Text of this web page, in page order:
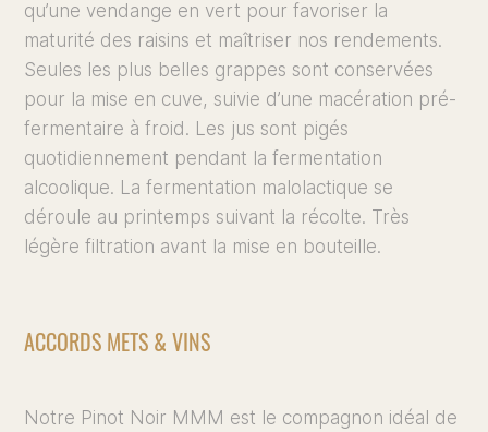
qu’une vendange en vert pour favoriser la
maturité des raisins et maîtriser nos rendements.
Seules les plus belles grappes sont conservées
pour la mise en cuve, suivie d’une macération pré-
fermentaire à froid. Les jus sont pigés
quotidiennement pendant la fermentation
alcoolique. La fermentation malolactique se
déroule au printemps suivant la récolte. Très
légère filtration avant la mise en bouteille.
ACCORDS METS & VINS
Notre Pinot Noir MMM est le compagnon idéal de